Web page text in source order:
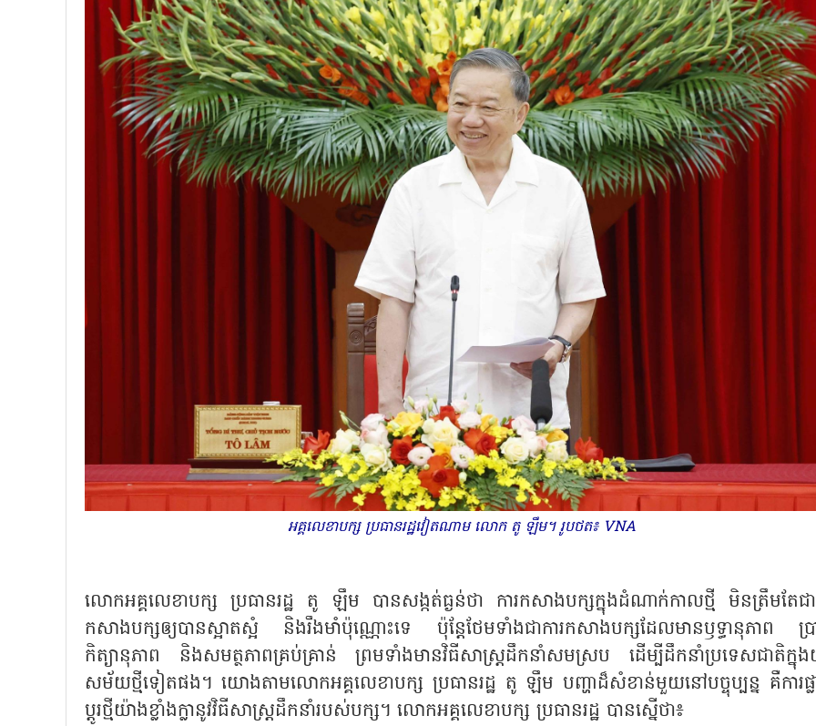
អគ្គលេខាបក្ស ប្រធានរដ្ឋវៀតណាម លោក តូ ឡឹម។ រូបថត៖ VNA
លោកអគ្គលេខាបក្ស ប្រធានរដ្ឋ តូ ឡឹម បានសង្កត់ធ្ងន់ថា ការកសាងបក្សក្នុងដំណាក់កាលថ្មី មិនត្រឹមតែជា
កសាងបក្សឲ្យបានស្អាតស្អំ និងរឹងមាំប៉ុណ្ណោះទេ ប៉ុន្តែថែមទាំងជាការកសាងបក្សដែលមានឫទ្ធានុភាព ប្រា
កិត្យានុភាព និងសមត្ថភាពគ្រប់គ្រាន់ ព្រមទាំងមានវិធីសាស្រ្តដឹកនាំសមស្រប ដើម្បីដឹកនាំប្រទេសជាតិក្នុ
សម័យថ្មីទៀតផង។ យោងតាមលោកអគ្គលេខាបក្ស ប្រធានរដ្ឋ តូ ឡឹម បញ្ហាដ៏សំខាន់មួយនៅបច្ចុប្បន្ន គឺការផ្
ប្ដូរថ្មីយ៉ាងខ្លាំងក្លានូវវិធីសាស្រ្តដឹកនាំរបស់បក្ស។ លោកអគ្គលេខាបក្ស ប្រធានរដ្ឋ បានស្នើថា៖